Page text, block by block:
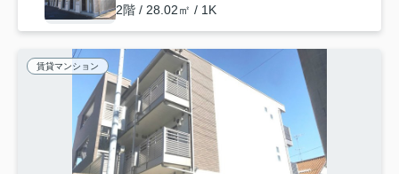
2階 / 28.02㎡ / 1K
賃貸マンション